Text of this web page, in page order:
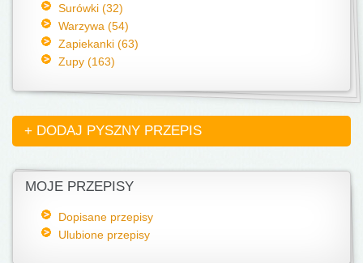
Surówki (32)
Warzywa (54)
Zapiekanki (63)
Zupy (163)
+ DODAJ PYSZNY PRZEPIS
MOJE PRZEPISY
Dopisane przepisy
Ulubione przepisy